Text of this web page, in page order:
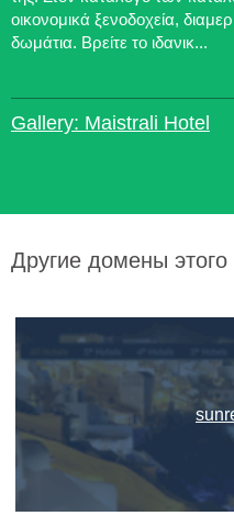
οικονομικά ξενοδοχεία,
δωμάτια. Βρείτε το ιδανικ...
Gallery: Maistrali Hotel
Другие домены этого